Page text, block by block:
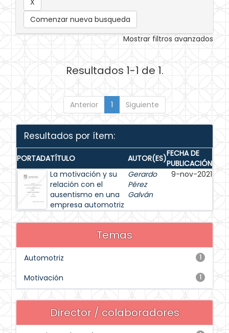
Comenzar nueva busqueda
Mostrar filtros avanzados
Resultados 1-1 de 1.
Anterior 1 Siguiente
Resultados por ítem:
PORTADATÍTULO AUTOR(ES)FECHA DE
PUBLICACIÓN
La motivación y su
relación con el
ausentismo en una
empresa automotriz
Gerardo
Pérez
Galván
9-nov-2021
Temas
1
Automotriz
1
Motivación
Director / colaboradores